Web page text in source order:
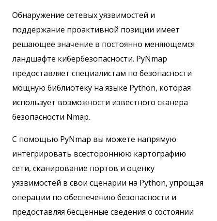
Обнаружение сетевых уязвимостей и
поддержание проактивной позиции имеет
решающее значение в постоянно меняющемся
ландшафте кибербезопасности. PyNmap
предоставляет специалистам по безопасности
мощную библиотеку на языке Python, которая
использует возможности известного сканера
безопасности Nmap.
С помощью PyNmap вы можете напрямую
интегрировать всестороннюю картографию
сети, сканирование портов и оценку
уязвимостей в свои сценарии на Python, упрощая
операции по обеспечению безопасности и
предоставляя бесценные сведения о состоянии